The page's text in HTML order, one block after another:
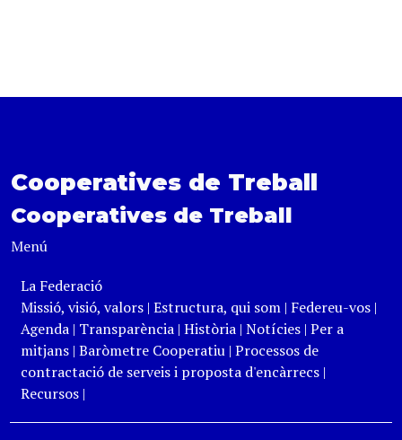
Cooperatives de Treball
Cooperatives de Treball
Menú
La Federació
Missió, visió, valors| Estructura, qui som| Federeu-vos|
Agenda | Transparència| Història| Notícies | Per a
mitjans| Baròmetre Cooperatiu| Processos de
contractació de serveis i proposta d'encàrrecs|
Recursos|